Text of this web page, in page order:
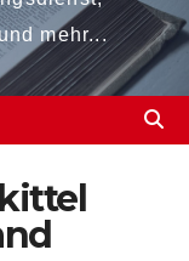
mehr...